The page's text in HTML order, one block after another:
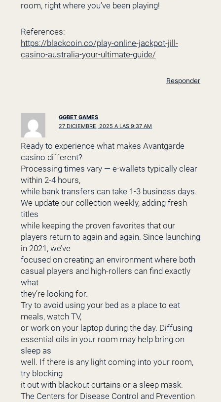
room, right where you’ve been playing!
References:
https://blackcoin.co/play-online-jackpot-jill-
casino-australia-your-ultimate-guide/
Responder
GGBET GAMES
27 DICIEMBRE, 2025 A LAS 9:37 AM
Ready to experience what makes Avantgarde
casino different?
Processing times vary — e-wallets typically clear
within 2-4 hours,
while bank transfers can take 1-3 business days.
We update our collection weekly, adding fresh
titles
while keeping the proven favorites that our
players return to again and again. Since launching
in 2021, we’ve
focused on creating an environment where both
casual players and high-rollers can find exactly
what
they’re looking for.
Try to avoid using your bed as a place to eat
meals, watch TV,
or work on your laptop during the day. Diffusing
essential oils in your room may help bring on
sleep as
well. If there is any light coming into your room,
try blocking
it out with blackout curtains or a sleep mask.
The Centers for Disease Control and Prevention